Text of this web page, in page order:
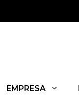
EMPRESA